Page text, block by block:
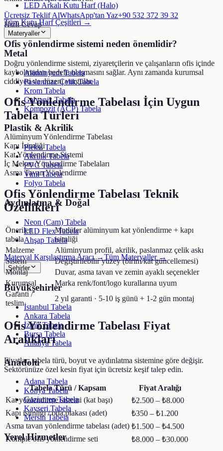
LED Arkalı Kutu Harf (Halo)
Tüm Kutu Harf Çeşitleri →
Materyaller
Metal
Alüminyum Tabela
Paslanmaz Çelik Tabela
Krom Tabela
Galvaniz Tabela
Kompozit (ACP) Tabela
Plastik & Akrilik
Pleksi Tabela
Akrilik Tabela
PVC Tabela
Vinil Tabela
Folyo Tabela
Aydınlatma & Doğal
Neon (Cam) Tabela
LED Flex Tabela
Ahşap Tabela
Materyal Karşılaştırma Aracı →Tüm Materyaller →
Şehirler
Büyükşehirler
İstanbul Tabela
Ankara Tabela
İzmir Tabela
Bursa Tabela
Antalya Tabela
Anadolu
Adana Tabela
Konya Tabela
Gaziantep Tabela
Kayseri Tabela
Mersin Tabela
Yerel Hizmetler
Ücretsiz Teklif AlWhatsApp'tan Yaz+90 532 372 39 32
Hızlı Cevap
Ofis yönlendirme sistemi neden önemlidir?
Doğru yönlendirme sistemi, ziyaretçilerin ve çalışanların ofis içinde
kaybolmadan hedefe ulaşmasını sağlar. Aynı zamanda kurumsal
ciddiyeti ve düzeni vurgular.
Ofis Yönlendirme Tabelası İçin Uygun
Tabela Türleri
Alüminyum Yönlendirme Tabelası
Kapı İsimliği
Kat Yönlendirme Sistemi
İç Mekan Yönlendirme Tabelaları
Asma Tavan Yönlendirme
Ofis Yönlendirme Tabelası Teknik
Özellikleri
Önerilen
tabela
Modüler alüminyum kat yönlendirme + kapı
isimliği
Malzeme
Alüminyum profil, akrilik, paslanmaz çelik askı
Sistem
Değiştirilebilir yüzey (birim/kat güncellemesi)
Montaj
Duvar, asma tavan ve zemin ayaklı seçenekler
Kurumsal
Marka renk/font/logo kurallarına uyum
Garanti /
teslim
2 yıl garanti · 5-10 iş günü + 1-2 gün montaj
Ofis Yönlendirme Tabelası Fiyat
Aralıkları
Fiyatlar; tabela türü, boyut ve aydınlatma sistemine göre değişir.
Sektörünüze özel kesin fiyat için ücretsiz keşif talep edin.
Tabela Türü / Kapsam
Fiyat Aralığı
Kat yönlendirme sistemi (kat başı)
₺2.500 – ₺8.000
Kapı isimliği / oda plakası (adet)
₺350 – ₺1.200
Asma tavan yönlendirme tabelası (adet) ₺1.500 – ₺4.500
Komple ofis yönlendirme seti
₺8.000 – ₺30.000